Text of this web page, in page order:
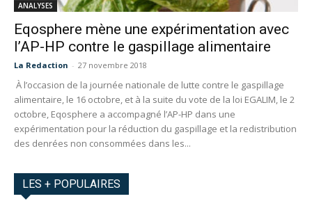
ANALYSES
Eqosphere mène une expérimentation avec
l’AP-HP contre le gaspillage alimentaire
La Redaction - 27 novembre 2018
À l’occasion de la journée nationale de lutte contre le gaspillage
alimentaire, le 16 octobre, et à la suite du vote de la loi EGALIM, le 2
octobre, Eqosphere a accompagné l’AP-HP dans une
expérimentation pour la réduction du gaspillage et la redistribution
des denrées non consommées dans les...
LES + POPULAIRES